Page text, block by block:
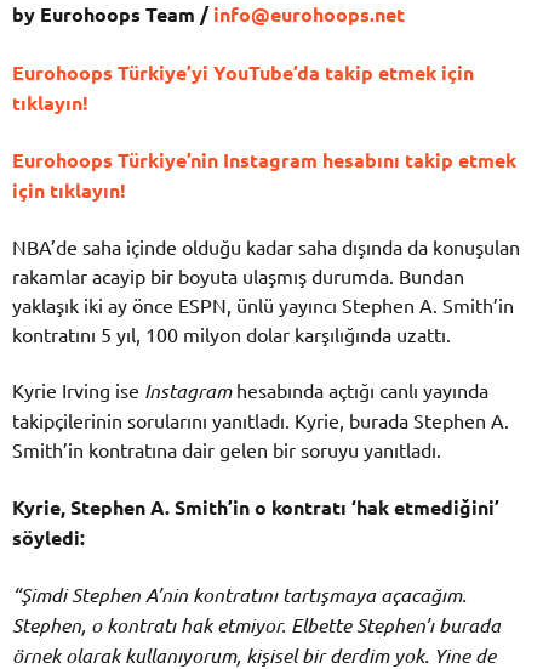
by Eurohoops Team /info@eurohoops.net
Eurohoops Türkiye’yi YouTube’da takip etmek için
tıklayın!
Eurohoops Türkiye’nin Instagram hesabını takip etmek
için tıklayın!
NBA’de saha içinde olduğu kadar saha dışında da konuşulan
rakamlar acayip bir boyuta ulaşmış durumda. Bundan
yaklaşık iki ay önce ESPN, ünlü yayıncı Stephen A. Smith’in
kontratını 5 yıl, 100 milyon dolar karşılığında uzattı.
Kyrie Irving ise Instagram hesabında açtığı canlı yayında
takipçilerinin sorularını yanıtladı. Kyrie, burada Stephen A.
Smith’in kontratına dair gelen bir soruyu yanıtladı.
Kyrie, Stephen A. Smith’in o kontratı ‘haketmediğini’
söyledi:
“Şimdi Stephen A’nin kontratını tartışmaya açacağım.
Stephen, o kontratı hak etmiyor. Elbette Stephen’ı burada
örnek olarak kullanıyorum, kişisel bir derdim yok. Yine de